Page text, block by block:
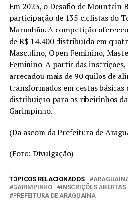
Em 2023, o Desafio de Mountain
participação de 135 ciclistas do
Maranhão. A competição
de R$ 14.400 distribuída em
Masculino, Open Feminino,
Feminino. A partir das
arrecadou mais de 90 quilos de
transformados em cestas básicas
distribuição para os ribeirinhos
Garimpinho.
(Da ascom da Prefeitura de
(Foto: Divulgação)
TÓPICOS RELACIONADOS
GARIMPINHO
INSCRIÇÕES ABERTAS
PREFEITURA DE ARAGUAINA